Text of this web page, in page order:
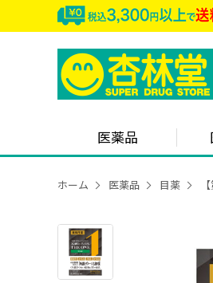
医薬品
ホーム 医薬品 目薬